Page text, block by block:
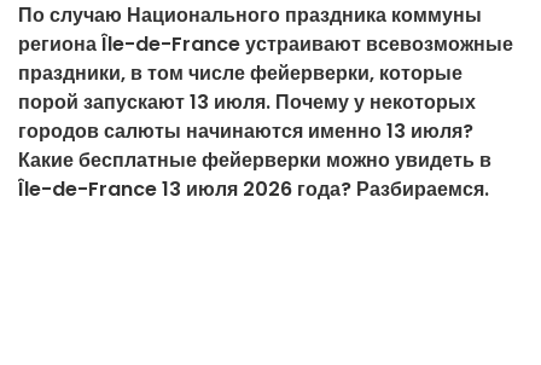
По случаю Национального праздника коммуны
региона Île-de-France устраивают всевозможные
праздники, в том числе фейерверки, которые
порой запускают 13 июля. Почему у некоторых
городов салюты начинаются именно 13 июля?
Какие бесплатные фейерверки можно увидеть в
Île-de-France 13 июля 2026 года? Разбираемся.